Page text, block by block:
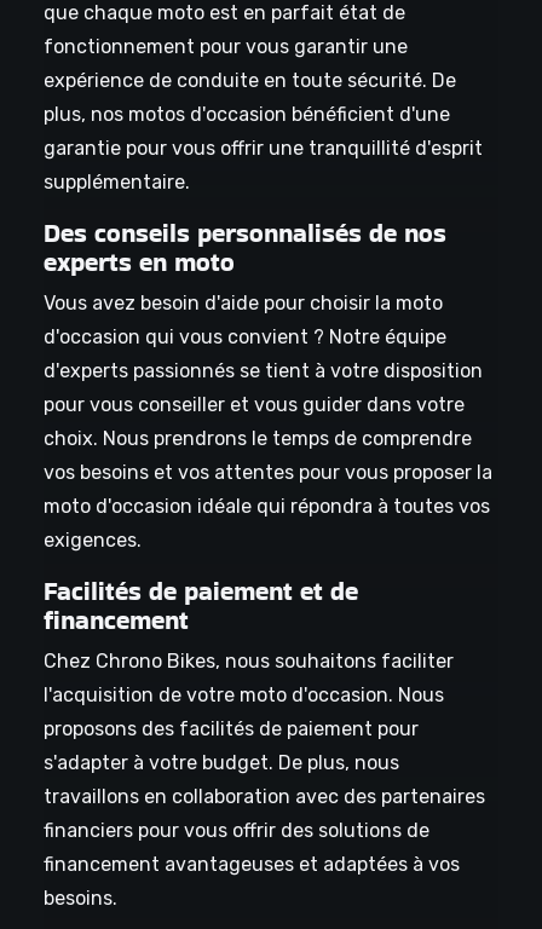
que chaque moto est en parfait état de
fonctionnement pour vous garantir une
expérience de conduite en toute sécurité. De
plus, nos motos d'occasion bénéficient d'une
garantie pour vous offrir une tranquillité d'esprit
supplémentaire.
Des conseils personnalisés de nos
experts en moto
Vous avez besoin d'aide pour choisir la moto
d'occasion qui vous convient ? Notre équipe
d'experts passionnés se tient à votre disposition
pour vous conseiller et vous guider dans votre
choix. Nous prendrons le temps de comprendre
vos besoins et vos attentes pour vous proposer la
moto d'occasion idéale qui répondra à toutes vos
exigences.
Facilités de paiement et de
financement
Chez Chrono Bikes, nous souhaitons faciliter
l'acquisition de votre moto d'occasion. Nous
proposons des facilités de paiement pour
s'adapter à votre budget. De plus, nous
travaillons en collaboration avec des partenaires
financiers pour vous offrir des solutions de
financement avantageuses et adaptées à vos
besoins.